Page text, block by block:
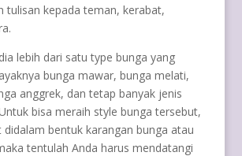
tulisan kepada teman, kerabat,
lebih dari satu type bunga yang
bunga mawar, bunga melati,
anggrek, dan tetap banyak jenis
bisa meraih style bunga tersebut,
didalam bentuk karangan bunga atau
tentulah Anda harus mendatangi